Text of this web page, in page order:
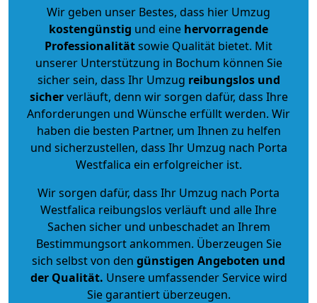
Wir geben unser Bestes, dass hier Umzug
kostengünstig und eine hervorragende
Professionalitätsowie Qualität bietet. Mit
unserer Unterstützung in Bochum können Sie
sicher sein, dass Ihr Umzug reibungslos und
sicherverläuft, denn wir sorgen dafür, dass Ihre
Anforderungen und Wünsche erfüllt werden. Wir
haben die besten Partner, um Ihnen zu helfen
und sicherzustellen, dass Ihr Umzug nach Porta
Westfalica ein erfolgreicher ist.
Wir sorgen dafür, dass Ihr Umzug nach Porta
Westfalica reibungslos verläuft und alle Ihre
Sachen sicher und unbeschadet an Ihrem
Bestimmungsort ankommen. Überzeugen Sie
sich selbst von den günstigen Angeboten und
der Qualität. Unsere umfassender Service wird
Sie garantiert überzeugen.